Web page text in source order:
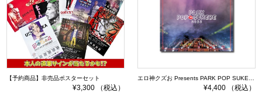
【予約商品】非売品ポスターセット
¥3,300 （税込）
¥4,400 （税込）